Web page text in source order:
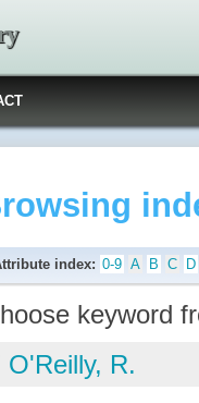
index: 0-9 A B C D
keyword
O'Reilly, R.